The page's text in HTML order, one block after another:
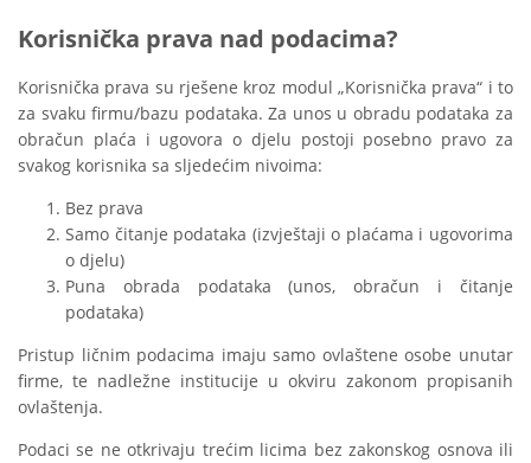
Korisnička prava nad podacima?
Korisnička prava su rješene kroz modul „Korisnička prava“ i to
za svaku firmu/bazu podataka. Za unos u obradu podataka za
obračun plaća i ugovora o djelu postoji posebno pravo za
svakog korisnika sa sljedećim nivoima:
Bez prava
Samo čitanje podataka (izvještaji o plaćama i ugovorima
o djelu)
Puna obrada podataka (unos, obračun i čitanje
podataka)
Pristup ličnim podacima imaju samo ovlaštene osobe unutar
firme, te nadležne institucije u okviru zakonom propisanih
ovlaštenja.
Podaci se ne otkrivaju trećim licima bez zakonskog osnova ili